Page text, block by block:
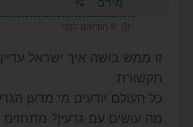
זו ממש בושה איך ישראל עדיין
תקשורת
כל העולם יודעים מי מדען
מה עושים עם גרעין? מתחזים